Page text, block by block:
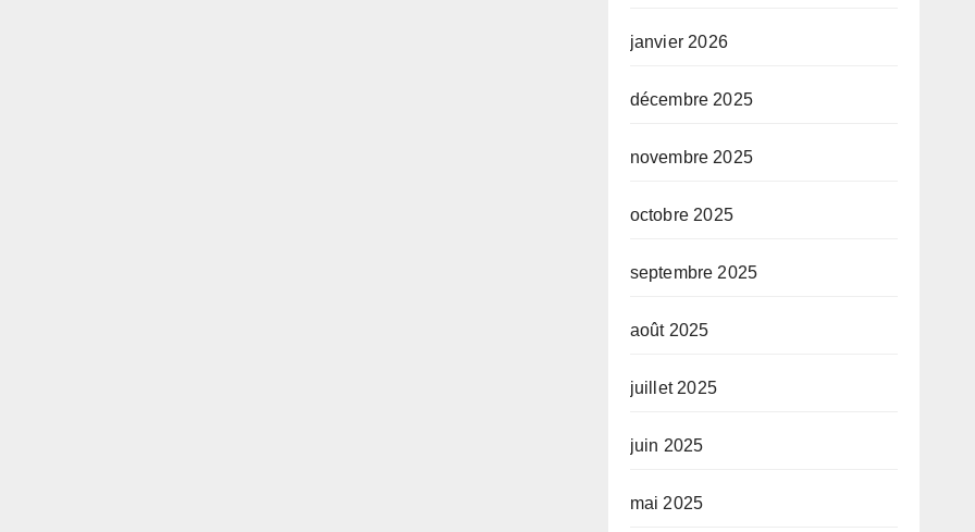
janvier 2026
décembre 2025
novembre 2025
octobre 2025
septembre 2025
août 2025
juillet 2025
juin 2025
mai 2025